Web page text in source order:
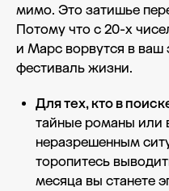
мимо. Это затишье
Потому что с 20-х
и Марс ворвутся в ваш
фестиваль жизни.
Для тех, кто в
тайные романы или
неразрешенным
торопитесь
месяца вы станете